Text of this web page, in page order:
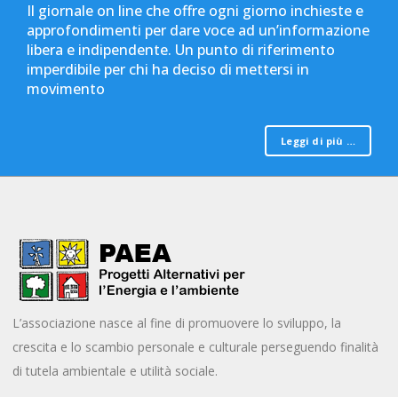
Il giornale on line che offre ogni giorno inchieste e
approfondimenti per dare voce ad un’informazione
libera e indipendente. Un punto di riferimento
imperdibile per chi ha deciso di mettersi in
movimento
Leggi di più …
L’associazione nasce al fine di promuovere lo sviluppo, la
crescita e lo scambio personale e culturale perseguendo finalità
di tutela ambientale e utilità sociale.